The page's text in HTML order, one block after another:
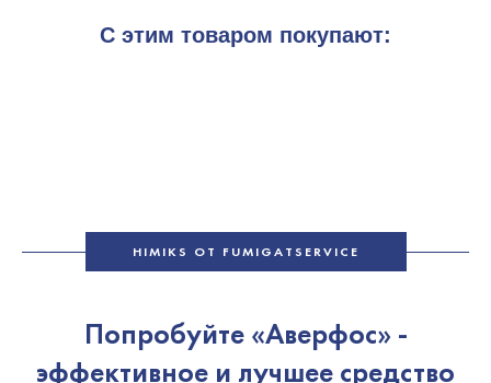
С этим товаром покупают:
HIMIKS ОТ FUMIGATSERVICE
Попробуйте «Аверфос» -
эффективное и лучшее средство